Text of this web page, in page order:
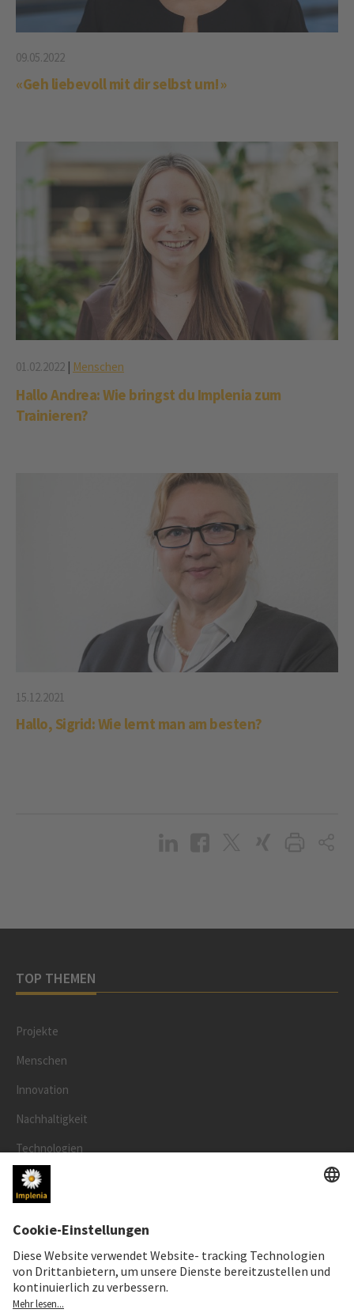
09.05.2022
«Geh liebevoll mit dir selbst um!»
01.02.2022 Menschen
Hallo Andrea: Wie bringst du Implenia zum
Trainieren?
15.12.2021
Hallo, Sigrid: Wie lernt man am besten?
TOP THEMEN
Projekte
Menschen
Innovation
Nachhaltigkeit
Technologien
Sicherheit
RECHTLICHES
Impressum
Datenschutz